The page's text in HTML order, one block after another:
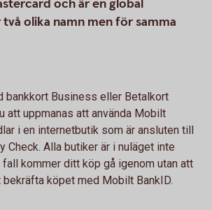
och är en global
olika namn men för samma
bankkort Business eller Betalkort
att uppmanas att använda Mobilt
i en internetbutik som är ansluten till
Check. Alla butiker är i nuläget inte
kommer ditt köp gå igenom utan att
köpet med Mobilt BankID.